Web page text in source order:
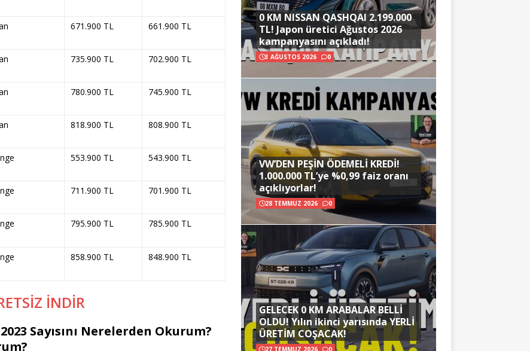
671.900 TL 661.900 TL
735.900 TL 702.900 TL
780.900 TL 745.900 TL
818.900 TL 808.900 TL
553.900 TL 543.900 TL
711.900 TL 701.900 TL
795.900 TL 785.900 TL
858.900 TL 848.900 TL
İNDİR
Sayısını Nerelerden Okurum?
0 KM NISSAN QASHQAI 2.199.000
TL! Japon üretici Ağustos 2026
kampanyasını açıkladı!
3 AĞUSTOS 2026 0
VW’DEN PEŞİN ÖDEMELİ KREDİ!
1.000.000 TL’ye %0,99 faiz oranı
açıklıyorlar!
28 TEMMUZ 2026 0
GELECEK 0 KM ARABALAR BELLİ
OLDU! Yılın ikinci yarısında YERLİ
ÜRETİM COŞACAK!